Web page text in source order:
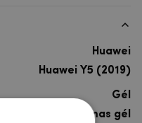
Huawei
Huawei Y5 (2019)
Gél
rugalmas gél